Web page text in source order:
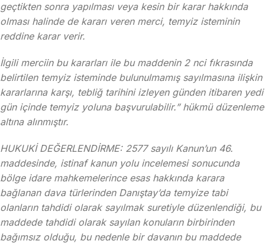
geçtikten sonra yapılması veya kesin bir karar hakkında
olması halinde de kararı veren merci, temyiz isteminin
reddine karar verir.
İlgili merciin bu kararları ile bu maddenin 2 nci fıkrasında
belirtilen temyiz isteminde bulunulmamış sayılmasına ilişkin
kararlarına karşı, tebliğ tarihini izleyen günden itibaren yedi
gün içinde temyiz yoluna başvurulabilir.” hükmü düzenleme
altına alınmıştır.
HUKUKİ DEĞERLENDİRME: 2577 sayılı Kanun’un 46.
maddesinde, istinaf kanun yolu incelemesi sonucunda
bölge idare mahkemelerince esas hakkında karara
bağlanan dava türlerinden Danıştay’da temyize tabi
olanların tahdidi olarak sayılmak suretiyle düzenlendiği, bu
maddede tahdidi olarak sayılan konuların birbirinden
bağımsız olduğu, bu nedenle bir davanın bu maddede